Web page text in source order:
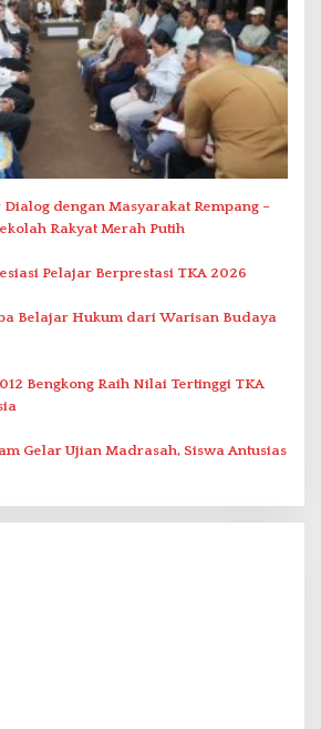
Dialog dengan Masyarakat Rempang –
Rakyat Merah Putih
Pelajar Berprestasi TKA 2026
Belajar Hukum dari Warisan Budaya
Bengkong Raih Nilai Tertinggi TKA
Gelar Ujian Madrasah, Siswa Antusias